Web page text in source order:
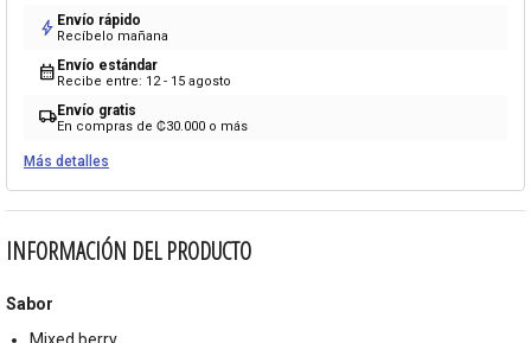
bolt Envío rápido
Recíbelo mañana
calendar_month Envío estándar
Recibe entre: 12 - 15 agosto
local_shippingEnvío gratis
En compras de ₡30.000 o más
Más detalles
INFORMACIÓN DEL PRODUCTO
Sabor